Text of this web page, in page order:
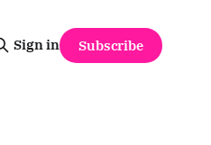
Sign in Subscribe